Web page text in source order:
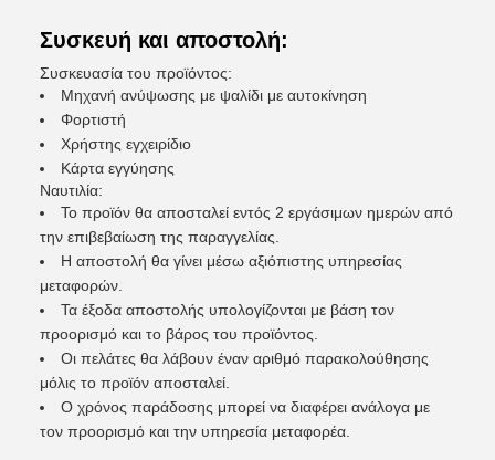
Συσκευή και αποστολή:
Συσκευασία του προϊόντος:
Μηχανή ανύψωσης με ψαλίδι με αυτοκίνηση
Φορτιστή
Χρήστης εγχειρίδιο
Κάρτα εγγύησης
Ναυτιλία:
Το προϊόν θα αποσταλεί εντός 2 εργάσιμων ημερών από
την επιβεβαίωση της παραγγελίας.
Η αποστολή θα γίνει μέσω αξιόπιστης υπηρεσίας
μεταφορών.
Τα έξοδα αποστολής υπολογίζονται με βάση τον
προορισμό και το βάρος του προϊόντος.
Οι πελάτες θα λάβουν έναν αριθμό παρακολούθησης
μόλις το προϊόν αποσταλεί.
Ο χρόνος παράδοσης μπορεί να διαφέρει ανάλογα με
τον προορισμό και την υπηρεσία μεταφορέα.